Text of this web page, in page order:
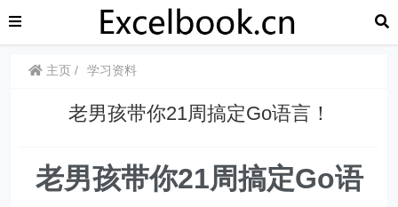
主页 学习资料
老男孩带你21周搞定Go语言！
老男孩带你21周搞定Go语